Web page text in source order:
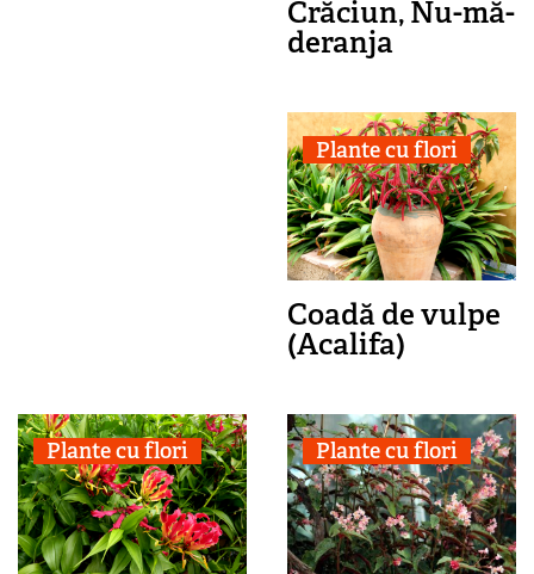
Crăciun, Nu-mă-
deranja
Plante cu flori
Coadă de vulpe
(Acalifa)
Plante cu flori Plante cu flori